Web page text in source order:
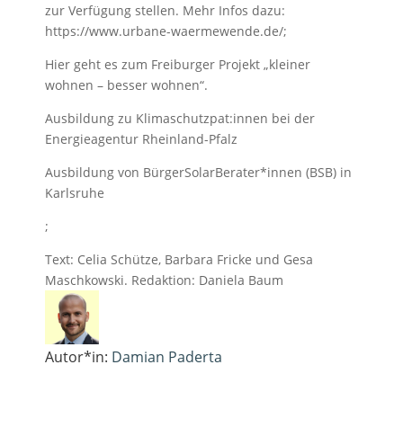
zur Verfügung stellen. Mehr Infos dazu:
https://www.urbane-waermewende.de/;
Hier geht es zum Freiburger Projekt „kleiner
wohnen – besser wohnen“.
Ausbildung zu Klimaschutzpat:innen bei der
Energieagentur Rheinland-Pfalz
Ausbildung von BürgerSolarBerater*innen (BSB) in
Karlsruhe
;
Text: Celia Schütze, Barbara Fricke und Gesa
Maschkowski. Redaktion: Daniela Baum
Autor*in: Damian Paderta